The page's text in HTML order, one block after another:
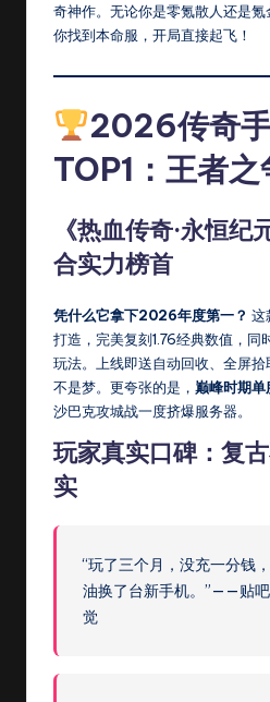
找
私
服
上
9
奇神作。无论你是零氪散人还是
你找到本命服，开局直接起飞！
2026传奇
TOP1：王者
《热血传奇·永恒
合实力榜首
凭什么它拿下2026年度第一？ 这
打造，完美复刻1.76经典数值，同
玩法。上线即送自动回收、全屏
不是梦。更夸张的是， 巅峰时期
沙巴克攻城战一度挤爆服务器。
玩家真实口碑：复
实
“玩了三个月，没充一分钱
油换了台新手机。”——贴
觉